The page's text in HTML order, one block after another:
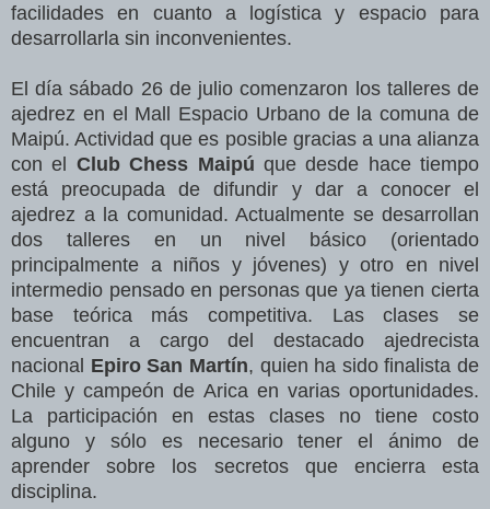
facilidades en cuanto a logística y espacio para
desarrollarla sin inconvenientes.
El día sábado 26 de julio comenzaron los talleres de
ajedrez en el Mall Espacio Urbano de la comuna de
Maipú. Actividad que es posible gracias a una alianza
con el Club Chess Maipú que desde hace tiempo
está preocupada de difundir y dar a conocer el
ajedrez a la comunidad. Actualmente se desarrollan
dos talleres en un nivel básico (orientado
principalmente a niños y jóvenes) y otro en nivel
intermedio pensado en personas que ya tienen cierta
base teórica más competitiva. Las clases se
encuentran a cargo del destacado ajedrecista
nacional Epiro San Martín, quien ha sido finalista de
Chile y campeón de Arica en varias oportunidades.
La participación en estas clases no tiene costo
alguno y sólo es necesario tener el ánimo de
aprender sobre los secretos que encierra esta
disciplina.